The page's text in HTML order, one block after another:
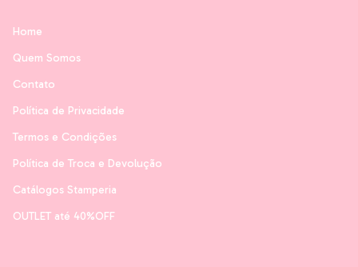
Home
Quem Somos
Contato
Política de Privacidade
Termos e Condições
Política de Troca e Devolução
Catálogos Stamperia
OUTLET até 40%OFF